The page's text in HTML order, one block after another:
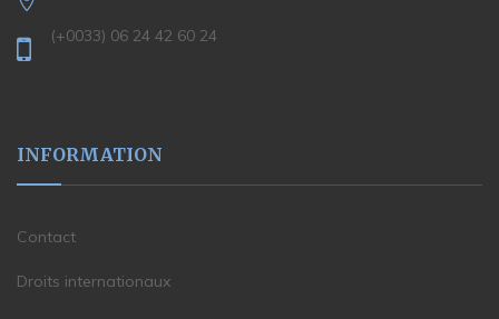
(+0033) 06 24 42 60 24
INFORMATION
Contact
Droits internationaux